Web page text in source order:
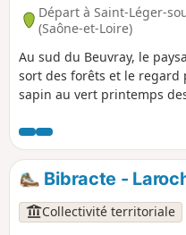
Départ à Saint-Léger-
(Saône-et-Loire)
Au sud du Beuvray, le
sort des forêts et le regard
sapin au vert printemps
blanches. D'étangs en
l'eau est un élément
Bibracte -
Collectivité territoriale